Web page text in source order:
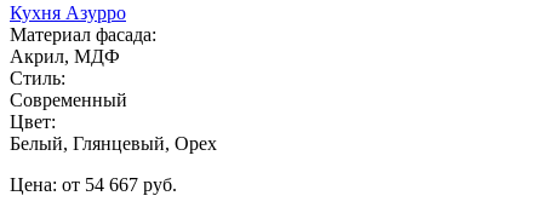
Кухня Азурро
Материал фасада:
Акрил, МДФ
Стиль:
Современный
Цвет:
Белый, Глянцевый, Орех
Цена: от 54 667 руб.